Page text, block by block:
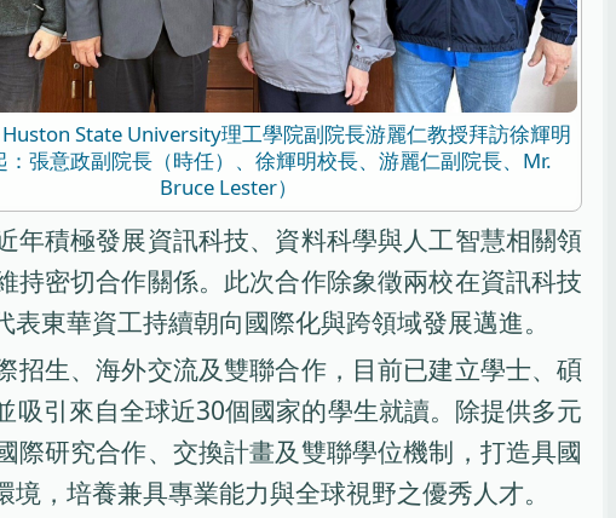
State University理工學院副院長游麗仁教授拜訪徐輝明
：張意政副院長（時任）、徐輝明校長、游麗仁副院長、Mr.
Bruce Lester）
年積極發展資訊科技、資料科學與人工智慧相關領
持密切合作關係。此次合作除象徵兩校在資訊科技
東華資工持續朝向國際化與跨領域發展邁進。
招生、海外交流及雙聯合作，目前已建立學士、碩
吸引來自全球近30個國家的學生就讀。除提供多元
際研究合作、交換計畫及雙聯學位機制，打造具國
，培養兼具專業能力與全球視野之優秀人才。